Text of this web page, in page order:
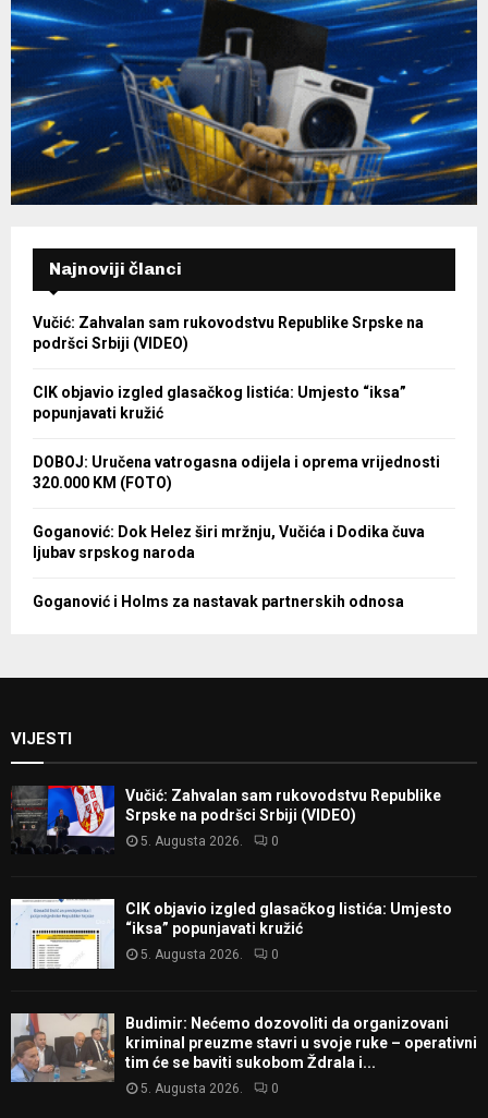
Najnoviji članci
Vučić: Zahvalan sam rukovodstvu Republike Srpske na
podršci Srbiji (VIDEO)
CIK objavio izgled glasačkog listića: Umjesto “iksa”
popunjavati kružić
DOBOJ: Uručena vatrogasna odijela i oprema vrijednosti
320.000 KM (FOTO)
Goganović: Dok Helez širi mržnju, Vučića i Dodika čuva
ljubav srpskog naroda
Goganović i Holms za nastavak partnerskih odnosa
VIJESTI
Vučić: Zahvalan sam rukovodstvu Republike
Srpske na podršci Srbiji (VIDEO)
5. Augusta 2026. 0
CIK objavio izgled glasačkog listića: Umjesto
“iksa” popunjavati kružić
5. Augusta 2026. 0
Budimir: Nećemo dozovoliti da organizovani
kriminal preuzme stavri u svoje ruke – operativni
tim će se baviti sukobom Ždrala i...
5. Augusta 2026. 0